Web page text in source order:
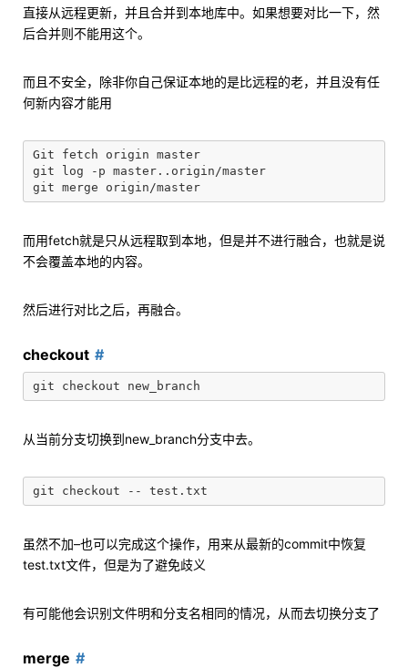
直接从远程更新，并且合并到本地库中。如果想要对比一下，然
后合并则不能用这个。
而且不安全，除非你自己保证本地的是比远程的老，并且没有任
何新内容才能用
Git fetch origin master
git log -p master..origin/master
而用fetch就是只从远程取到本地，但是并不进行融合，也就是说
不会覆盖本地的内容。
然后进行对比之后，再融合。
checkout
从当前分支切换到new_branch分支中去。
虽然不加–也可以完成这个操作，用来从最新的commit中恢复
test.txt文件，但是为了避免歧义
有可能他会识别文件明和分支名相同的情况，从而去切换分支了
merge